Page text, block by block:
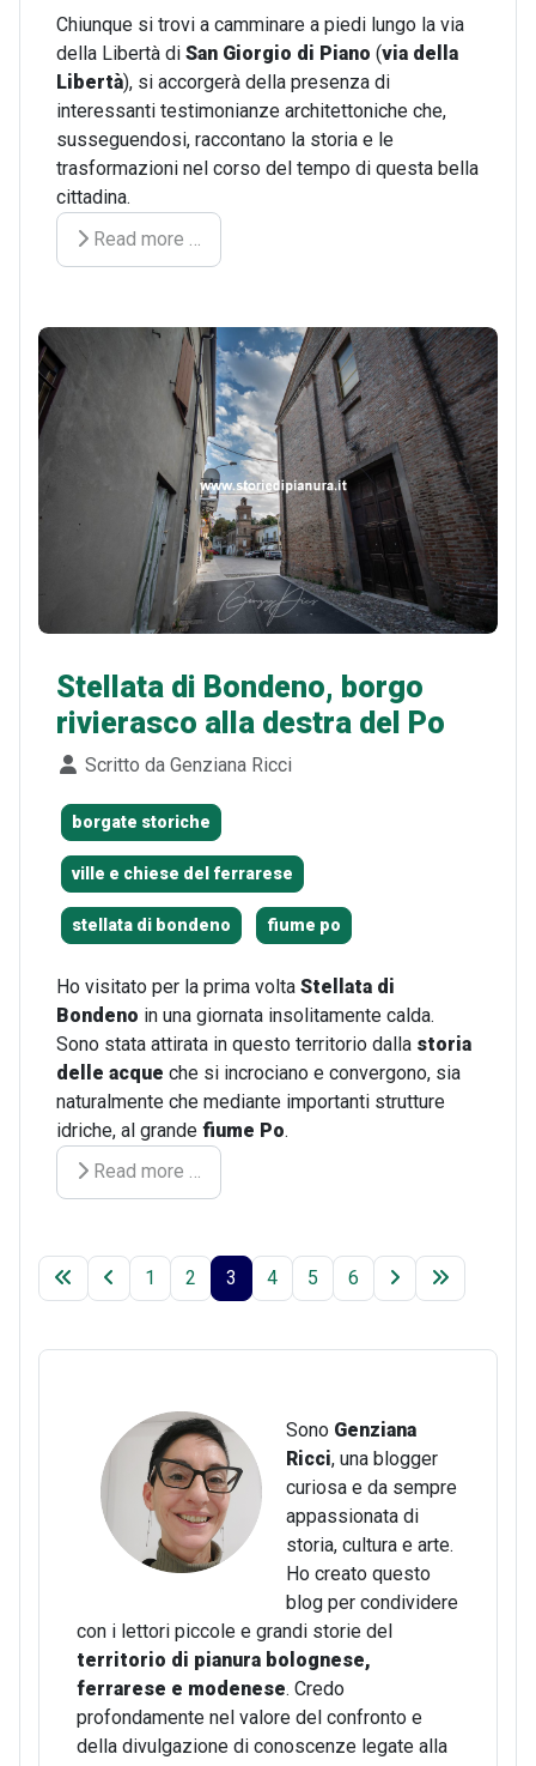
Chiunque si trovi a camminare a piedi lungo la via
della Libertà di San Giorgio di Piano (via della
Libertà), si accorgerà della presenza di
interessanti testimonianze architettoniche che,
susseguendosi, raccontano la storia e le
trasformazioni nel corso del tempo di questa bella
cittadina.
Read more …
Stellata di Bondeno, borgo
rivierasco alla destra del Po
Dettagli
Scritto da Genziana Ricci
borgate storiche
ville e chiese del ferrarese
stellata di bondeno fiume po
Ho visitato per la prima volta Stellata di
Bondeno in una giornata insolitamente calda.
Sono stata attirata in questo territorio dalla storia
delle acque che si incrociano e convergono, sia
naturalmente che mediante importanti strutture
idriche, al grande fiume Po.
Read more …
1 2 3 4 5 6
Sono Genziana
Ricci, una blogger
curiosa e da sempre
appassionata di
storia, cultura e arte.
Ho creato questo
blog per condividere
con i lettori piccole e grandi storie del
territorio di pianura bolognese,
ferrarese e modenese. Credo
profondamente nel valore del confronto e
della divulgazione di conoscenze legate alla